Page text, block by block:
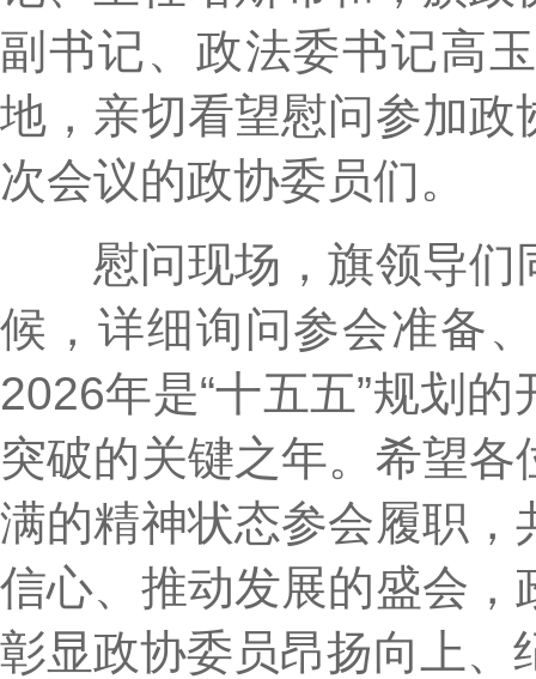
副书记、政法委书记高
地，亲切看望慰问参加
次会议的政协委员们。
慰问现场，旗领导们
候，详细询问参会准备
2026年是“十五五”规划
突破的关键之年。希望
满的精神状态参会履职
信心、推动发展的盛会
彰显政协委员昂扬向上、